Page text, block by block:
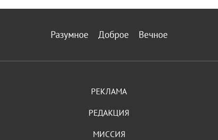
Разумное Доброе Вечное
РЕКЛАМА
РЕДАКЦИЯ
МИССИЯ